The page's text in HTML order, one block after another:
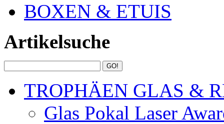
BOXEN & ETUIS
Artikelsuche
TROPHÄEN GLAS &
Glas Pokal Laser